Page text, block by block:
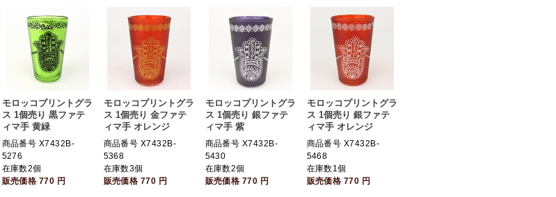
モロッコプリントグラ
ス 1個売り 黒ファテ
ィマ手 黄緑
商品番号 X7432B-
5276
在庫数2個
販売価格 770 円
モロッコプリントグラ
ス 1個売り 金ファテ
ィマ手 オレンジ
商品番号 X7432B-
5368
在庫数3個
販売価格 770 円
モロッコプリントグラ
ス 1個売り 銀ファテ
ィマ手 紫
商品番号 X7432B-
5430
在庫数2個
販売価格 770 円
モロッコプリントグラ
ス 1個売り 銀ファテ
ィマ手 オレンジ
商品番号 X7432B-
5468
在庫数1個
販売価格 770 円